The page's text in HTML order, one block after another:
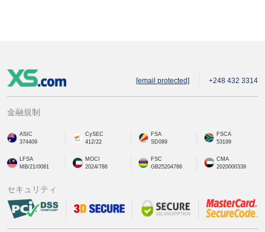
[email protected] +248 432 3314
金融規制
ASIC
374409
CySEC
412/22
FSA
SD089
FSCA
53199
LFSA
MB/21/0081
MOCI
2024/786
FSC
GB25204786
CMA
2020000339
セキュリティ